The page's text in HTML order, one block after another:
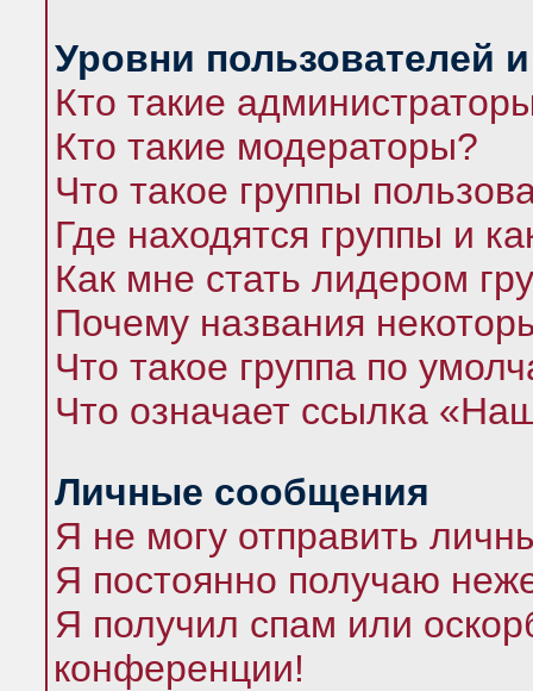
Уровни пользователей
Кто такие
Кто такие модераторы?
Что такое группы
Где находятся группы и
Как мне стать лидером
Почему названия
Что такое группа по
Что означает ссылка
Личные сообщения
Я не могу отправить
Я постоянно получаю
Я получил спам или
конференции!